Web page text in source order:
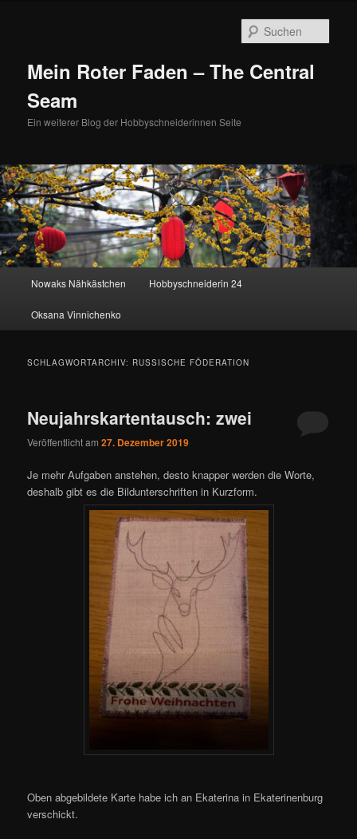
Mein Roter Faden – The Central
Seam
Ein weiterer Blog der Hobbyschneiderinnen Seite
Nowaks Nähkästchen Hobbyschneiderin 24
Oksana Vinnichenko
SCHLAGWORTARCHIV: RUSSISCHE FÖDERATION
Neujahrskartentausch: zwei
Veröffentlicht am27. Dezember 2019
Je mehr Aufgaben anstehen, desto knapper werden die Worte,
deshalb gibt es die Bildunterschriften in Kurzform.
Oben abgebildete Karte habe ich an Ekaterina in Ekaterinenburg
verschickt.